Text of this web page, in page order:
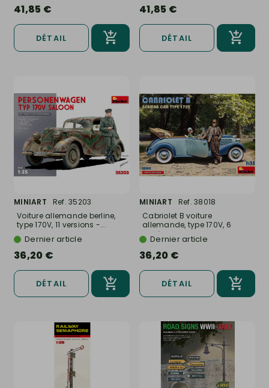
41,85 €
DÉTAIL
41,85 €
DÉTAIL
MINIART
Ref. 35203
Voiture allemande berline,
type 170V, 11 versions -...
Dernier article
36,20 €
DÉTAIL
MINIART
Ref. 38018
Cabriolet B voiture
allemande, type 170V, 6
versions -...
Dernier article
36,20 €
DÉTAIL